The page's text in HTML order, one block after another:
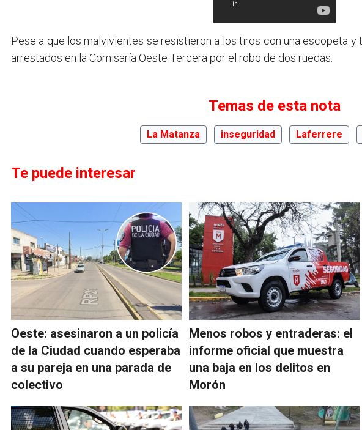
Pese a que los malvivientes se resistieron a los tiros con una escopeta y
arrestados en la Comisaría Oeste Tercera por el robo de dos ruedas.
Temas de esta nota
La Matanza inseguridad Laferrere
Te puede interesar
Oeste: asesinaron a un policía
de la Ciudad cuando esperaba
a su pareja en una parada de
colectivo
Menos robos y entraderas: el
informe oficial que muestra
una baja en los delitos en
Morón